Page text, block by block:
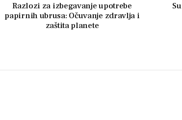
Razlozi za izbegavanje upotrebe
papirnih ubrusa: Očuvanje zdravlja i
zaštita planete